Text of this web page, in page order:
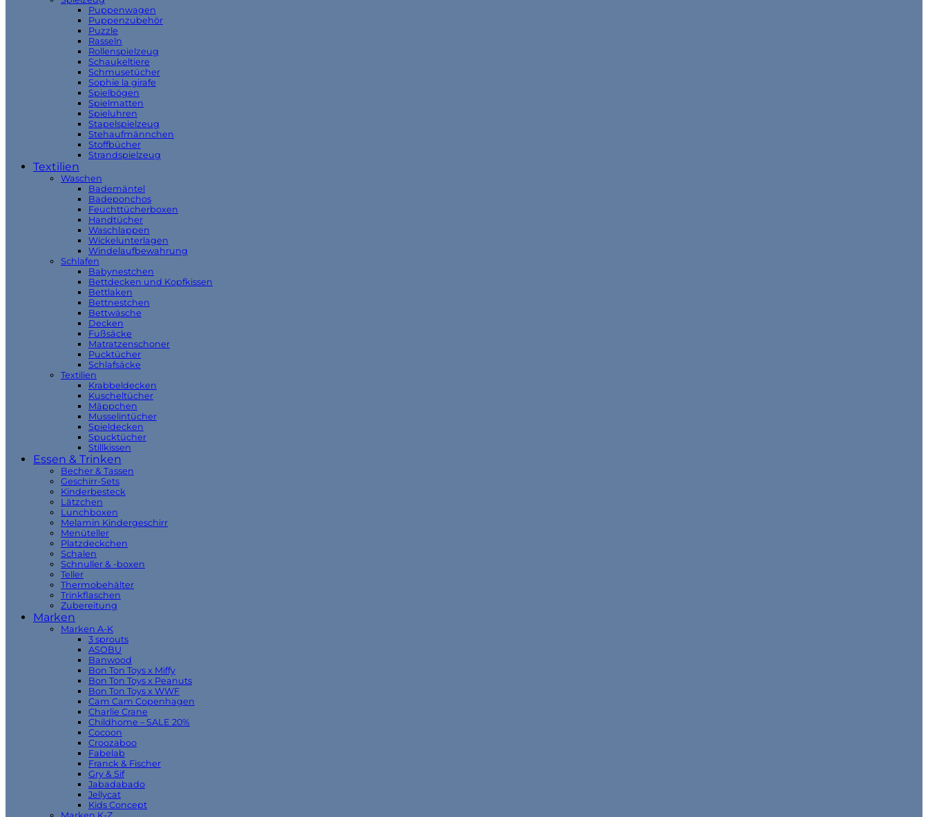
Puppenwagen
Puppenzubehör
Puzzle
Rasseln
Rollenspielzeug
Schaukeltiere
Schmusetücher
Sophie la girafe
Spielbögen
Spielmatten
Spieluhren
Stapelspielzeug
Stehaufmännchen
Stoffbücher
Strandspielzeug
Textilien
Waschen
Bademäntel
Badeponchos
Feuchttücherboxen
Handtücher
Waschlappen
Wickelunterlagen
Windelaufbewahrung
Schlafen
Babynestchen
Bettdecken und Kopfkissen
Bettlaken
Bettnestchen
Bettwäsche
Decken
Fußsäcke
Matratzenschoner
Pucktücher
Schlafsäcke
Textilien
Krabbeldecken
Kuscheltücher
Mäppchen
Musselintücher
Spieldecken
Spucktücher
Stillkissen
Essen & Trinken
Becher & Tassen
Geschirr-Sets
Kinderbesteck
Lätzchen
Lunchboxen
Melamin Kindergeschirr
Menüteller
Platzdeckchen
Schalen
Schnuller & -boxen
Teller
Thermobehälter
Trinkflaschen
Zubereitung
Marken
Marken A-K
3 sprouts
ASOBU
Banwood
Bon Ton Toys x Miffy
Bon Ton Toys x Peanuts
Bon Ton Toys x WWF
Cam Cam Copenhagen
Charlie Crane
Childhome – SALE 20%
Cocoon
Croozaboo
Fabelab
Franck & Fischer
Gry & Sif
Jabadabado
Jellycat
Kids Concept